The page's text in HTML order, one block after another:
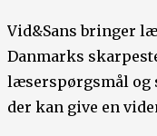
Vid&Sans bringer
Danmarks
læserspørgsmål og
der kan give en